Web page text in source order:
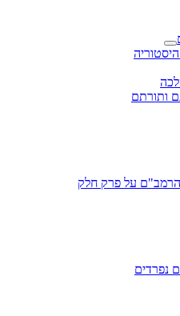
ותורתם
על פרק חלק
נפרדים